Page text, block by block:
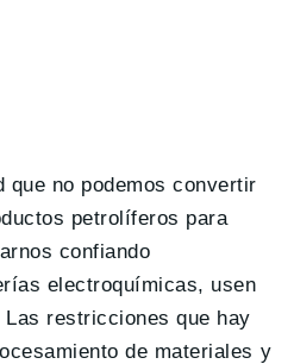
que no podemos convertir
petrolíferos para
confiando
electroquímicas, usen
restricciones que hay
de materiales y